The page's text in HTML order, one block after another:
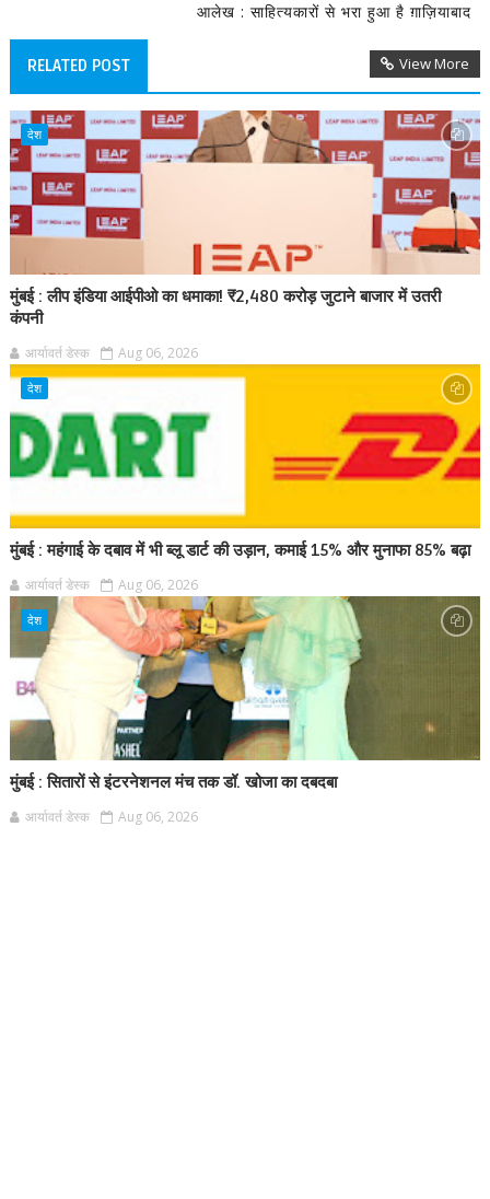
आलेख : साहित्यकारों से भरा हुआ है ग़ाज़ियाबाद
RELATED POST View More
देश
मुंबई : लीप इंडिया आईपीओ का धमाका! ₹2,480 करोड़ जुटाने बाजार में उतरी
कंपनी
आर्यावर्त डेस्क Aug 06, 2026
देश
मुंबई : महंगाई के दबाव में भी ब्लू डार्ट की उड़ान, कमाई 15% और मुनाफा 85% बढ़ा
आर्यावर्त डेस्क Aug 06, 2026
देश
मुंबई : सितारों से इंटरनेशनल मंच तक डॉ. खोजा का दबदबा
आर्यावर्त डेस्क Aug 06, 2026